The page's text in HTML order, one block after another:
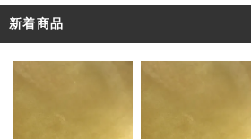
新着商品